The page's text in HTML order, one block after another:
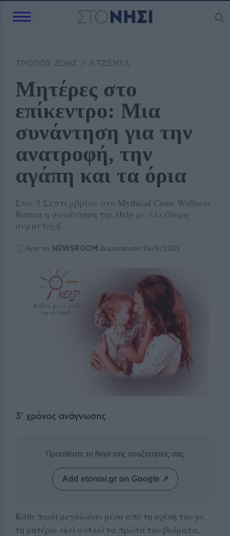
Μητέρες στο
επίκεντρο: Μια
συνάντηση για την
ανατροφή, την
αγάπη και τα όρια
Στις 3 Σεπτεμβρίου στο Mythical Coast Wellness
Retreat η συνάντηση της Help με ελεύθερη
συμμετοχή
Από το NEWSROOM Δημοσίευση 26/8/2025
3' χρόνος ανάγνωσης
Προσθέστε το Νησί στις αναζητήσεις σας
Add stonisi.gr on Google ↗
Κάθε παιδί μεγαλώνει μέσα από τη σχέση του με
τη μητέρα· εκεί αντλεί τα πρώτα του βιώματα,